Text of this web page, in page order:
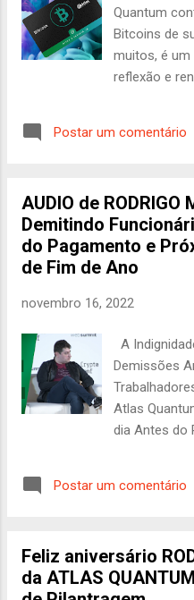
Quantum
Bitcoins de
muitos, é um
reflexão e
fundador,
recuperar
por um dos
do Brasil
justiça. O
plataforma
através da
diferentes
a empresa
número de
crescente
mostrou
Postar um comentário
AUDIO de RODRIGO
Demitindo
do Pagamento e
de Fim de Ano
novembro 16, 2022
A
Demissões
Atlas
dia Antes do
Exploração
das mais
Postar um comentário
Feliz aniversário
da ATLAS